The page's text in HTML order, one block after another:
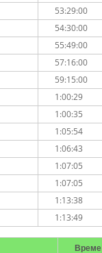
53:29:00
54:30:00
55:49:00
57:16:00
59:15:00
1:00:29
1:00:35
1:05:54
1:06:43
1:07:05
1:07:05
1:13:38
1:13:49
Време